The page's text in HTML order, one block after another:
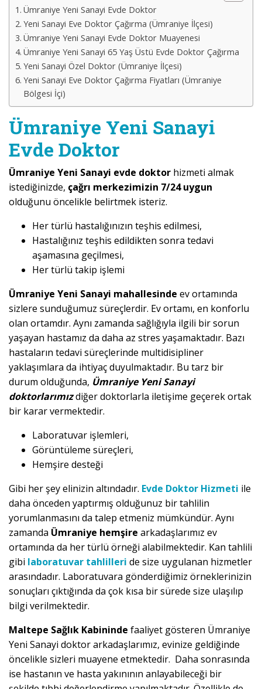
Ümraniye Yeni Sanayi Evde Doktor
Yeni Sanayi Eve Doktor Çağırma (Ümraniye İlçesi)
Ümraniye Yeni Sanayi Evde Doktor Muayenesi
Ümraniye Yeni Sanayi 65 Yaş Üstü Evde Doktor Çağırma
Yeni Sanayi Özel Doktor (Ümraniye İlçesi)
Yeni Sanayi Eve Doktor Çağırma Fiyatları (Ümraniye
Bölgesi İçi)
Ümraniye Yeni Sanayi
Evde Doktor
Ümraniye Yeni Sanayi evde doktor hizmeti almak
istediğinizde, çağrı merkezimizin 7/24 uygun
olduğunu öncelikle belirtmek isteriz.
Her türlü hastalığınızın teşhis edilmesi,
Hastalığınız teşhis edildikten sonra tedavi
aşamasına geçilmesi,
Her türlü takip işlemi
Ümraniye Yeni Sanayi mahallesinde ev ortamında
sizlere sunduğumuz süreçlerdir. Ev ortamı, en konforlu
olan ortamdır. Aynı zamanda sağlığıyla ilgili bir sorun
yaşayan hastamız da daha az stres yaşamaktadır. Bazı
hastaların tedavi süreçlerinde multidisipliner
yaklaşımlara da ihtiyaç duyulmaktadır. Bu tarz bir
durum olduğunda, Ümraniye Yeni Sanayi
doktorlarımızdiğer doktorlarla iletişime geçerek ortak
bir karar vermektedir.
Laboratuvar işlemleri,
Görüntüleme süreçleri,
Hemşire desteği
Gibi her şey elinizin altındadır. Evde Doktor Hizmeti ile
daha önceden yaptırmış olduğunuz bir tahlilin
yorumlanmasını da talep etmeniz mümkündür. Aynı
zamanda Ümraniye hemşire arkadaşlarımız ev
ortamında da her türlü örneği alabilmektedir. Kan tahlili
gibi laboratuvar tahlilleri de size uygulanan hizmetler
arasındadır. Laboratuvara gönderdiğimiz örneklerinizin
sonuçları çıktığında da çok kısa bir sürede size ulaşılıp
bilgi verilmektedir.
Maltepe Sağlık Kabininde faaliyet gösteren Ümraniye
Yeni Sanayi doktor arkadaşlarımız, evinize geldiğinde
öncelikle sizleri muayene etmektedir. Daha sonrasında
ise hastanın ve hasta yakınının anlayabileceği bir